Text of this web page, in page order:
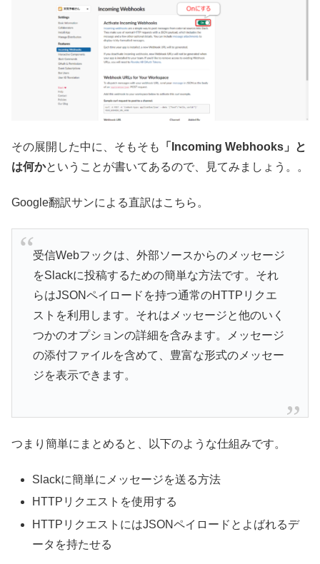
その展開した中に、そもそも
「Incoming Webhooks」と
は何かということが書いてあるので、見てみましょう。。
Google翻訳サンによる直訳はこちら。
受信Webフックは、外部ソースからのメッセージ
をSlackに投稿するための簡単な方法です。それ
らはJSONペイロードを持つ通常のHTTPリクエ
ストを利用します。それはメッセージと他のいく
つかのオプションの詳細を含みます。メッセージ
の添付ファイルを含めて、豊富な形式のメッセー
ジを表示できます。
つまり簡単にまとめると、以下のような仕組みです。
Slackに簡単にメッセージを送る方法
HTTPリクエストを使用する
HTTPリクエストにはJSONペイロードとよばれるデ
ータを持たせる